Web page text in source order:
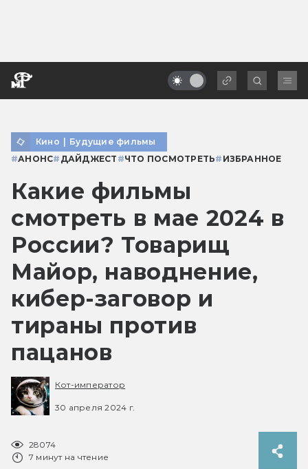
Кино | Будущие фильмы
#АНОНС# ДАЙДЖЕСТ #ЧТО ПОСМОТРЕТЬ# ИЗБРАННОЕ
Какие фильмы
смотреть в мае 2024 в
России? Товарищ
Майор, наводнение,
кибер-заговор и
тираны против
пацанов
Кот-император
30 апреля 2024 г.
28074
7 минут на чтение